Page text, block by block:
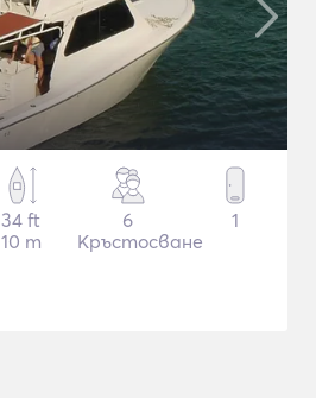
34 ft
10 m
6
Кръстосване
1